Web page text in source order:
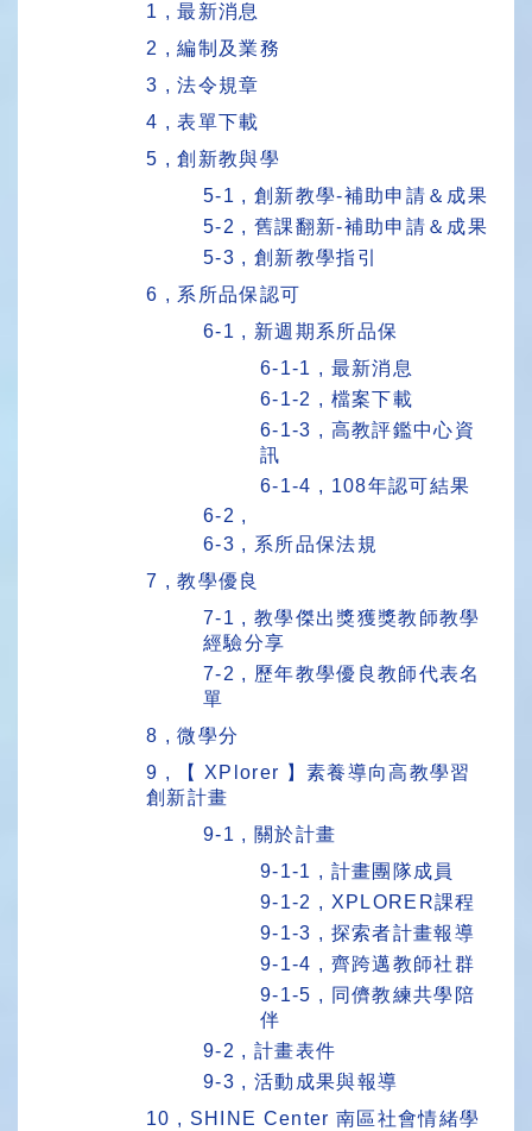
1 , 最新消息
2 , 編制及業務
3 , 法令規章
4 , 表單下載
5 , 創新教與學
5-1 , 創新教學-補助申請＆成果
5-2 , 舊課翻新-補助申請＆成果
5-3 , 創新教學指引
6 , 系所品保認可
6-1 , 新週期系所品保
6-1-1 , 最新消息
6-1-2 , 檔案下載
6-1-3 , 高教評鑑中心資
訊
6-1-4 , 108年認可結果
6-2 ,
6-3 , 系所品保法規
7 , 教學優良
7-1 , 教學傑出獎獲獎教師教學
經驗分享
7-2 , 歷年教學優良教師代表名
單
8 , 微學分
9 , 【 XPlorer 】素養導向高教學習
創新計畫
9-1 , 關於計畫
9-1-1 , 計畫團隊成員
9-1-2 , XPLORER課程
9-1-3 , 探索者計畫報導
9-1-4 , 齊跨邁教師社群
9-1-5 , 同儕教練共學陪
伴
9-2 , 計畫表件
9-3 , 活動成果與報導
10 , SHINE Center 南區社會情緒學